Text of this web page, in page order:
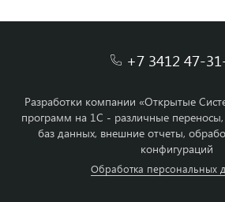
+7 3412 47-
Разработки компании «Открытые
программ на 1С - различные
баз данных, внешние отчеты,
конфигураций
Обработка персональных